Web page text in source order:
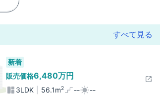
すべて見る
新着
販売価格6,480万円
3LDK 56.1m2 -- --